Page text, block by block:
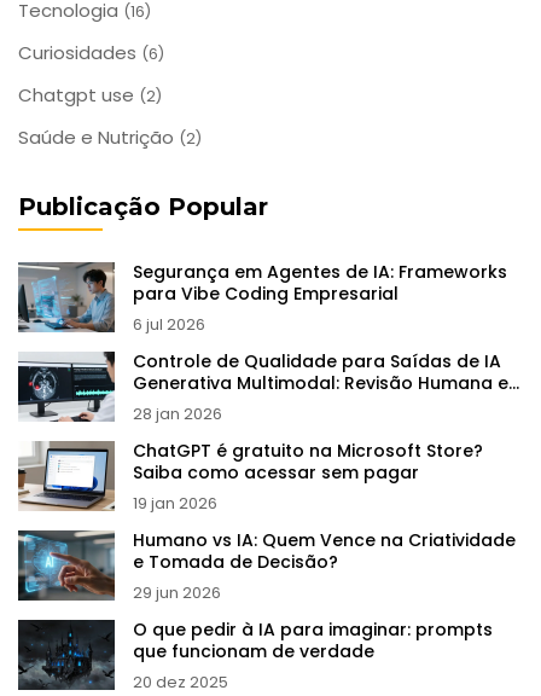
Tecnologia (16)
Curiosidades (6)
Chatgpt use (2)
Saúde e Nutrição (2)
Publicação Popular
Segurança em Agentes de IA: Frameworks
para Vibe Coding Empresarial
6 jul 2026
Controle de Qualidade para Saídas de IA
Generativa Multimodal: Revisão Humana e
Checklists
28 jan 2026
ChatGPT é gratuito na Microsoft Store?
Saiba como acessar sem pagar
19 jan 2026
Humano vs IA: Quem Vence na Criatividade
e Tomada de Decisão?
29 jun 2026
O que pedir à IA para imaginar: prompts
que funcionam de verdade
20 dez 2025